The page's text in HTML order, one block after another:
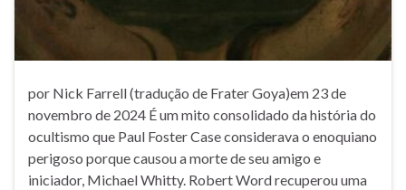
por Nick Farrell (tradução de Frater Goya)em 23 de
novembro de 2024 É um mito consolidado da história do
ocultismo que Paul Foster Case considerava o enoquiano
perigoso porque causou a morte de seu amigo e
iniciador, Michael Whitty. Robert Word recuperou uma